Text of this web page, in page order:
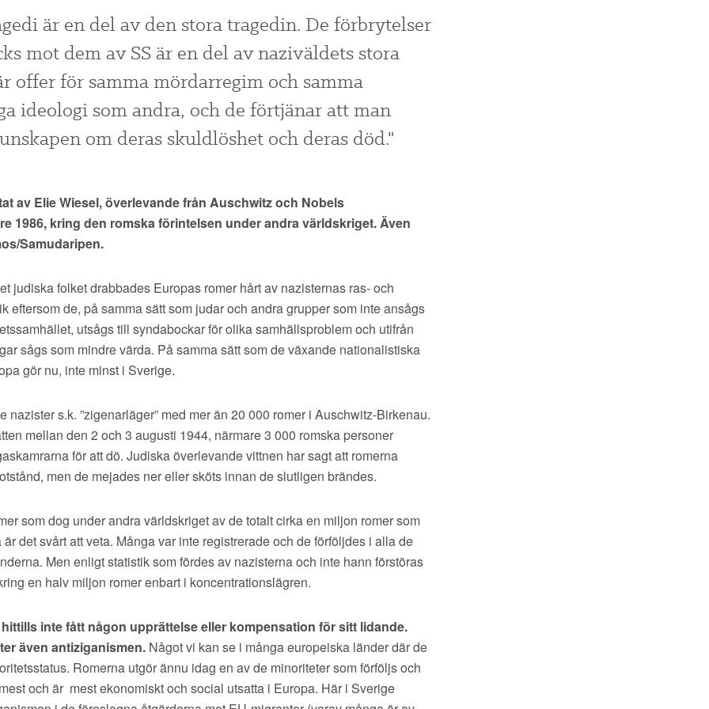
är en del av den stora tragedin. De förbrytelser
mot dem av SS är en del av naziväldets stora
offer för samma mördarregim och samma
ideologi som andra, och de förtjänar att man
om deras skuldlöshet och deras död."
av Elie Wiesel, överlevande från Auschwitz och Nobels
1986, kring den romska förintelsen under andra världskriget. Även
Samudaripen.
judiska folket drabbades Europas romer hårt av nazisternas ras- och
eftersom de, på samma sätt som judar och andra grupper som inte ansågs
utsågs till syndabockar för olika samhällsproblem och utifrån
sågs som mindre värda. På samma sätt som de växande nationalistiska
gör nu, inte minst i Sverige.
nazister s.k. ”zigenarläger” med mer än 20 000 romer i Auschwitz-Birkenau.
mellan den 2 och 3 augusti 1944, närmare 3 000 romska personer
för att dö. Judiska överlevande vittnen har sagt att romerna
men de mejades ner eller sköts innan de slutligen brändes.
som dog under andra världskriget av de totalt cirka en miljon romer som
det svårt att veta. Många var inte registrerade och de förföljdes i alla de
Men enligt statistik som fördes av nazisterna och inte hann förstöras
en halv miljon romer enbart i koncentrationslägren.
inte fått någon upprättelse eller kompensation för sitt lidande.
även antiziganismen. Något vi kan se i många europeiska länder där de
Romerna utgör ännu idag en av de minoriteter som förföljs och
och är mest ekonomiskt och social utsatta i Europa. Här i Sverige